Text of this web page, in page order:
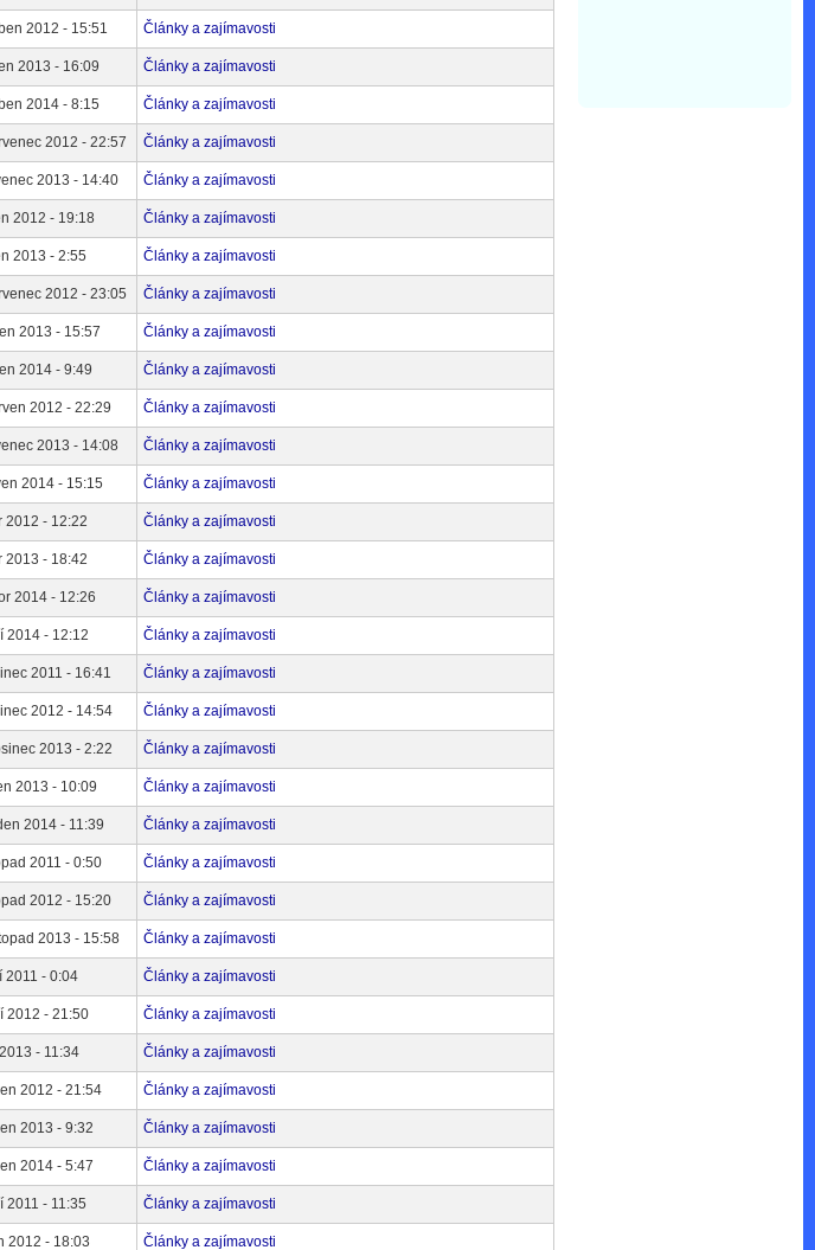
2012 - 15:51 Články a zajímavosti
2013 - 16:09 Články a zajímavosti
2014 - 8:15 Články a zajímavosti
2012 - 22:57 Články a zajímavosti
2013 - 14:40 Články a zajímavosti
2012 - 19:18 Články a zajímavosti
2013 - 2:55 Články a zajímavosti
2012 - 23:05 Články a zajímavosti
2013 - 15:57 Články a zajímavosti
2014 - 9:49 Články a zajímavosti
2012 - 22:29 Články a zajímavosti
2013 - 14:08 Články a zajímavosti
2014 - 15:15 Články a zajímavosti
2012 - 12:22 Články a zajímavosti
2013 - 18:42 Články a zajímavosti
2014 - 12:26 Články a zajímavosti
2014 - 12:12 Články a zajímavosti
2011 - 16:41 Články a zajímavosti
2012 - 14:54 Články a zajímavosti
2013 - 2:22 Články a zajímavosti
2013 - 10:09 Články a zajímavosti
2014 - 11:39 Články a zajímavosti
2011 - 0:50 Články a zajímavosti
2012 - 15:20 Články a zajímavosti
2013 - 15:58 Články a zajímavosti
2011 - 0:04 Články a zajímavosti
2012 - 21:50 Články a zajímavosti
- 11:34 Články a zajímavosti
2012 - 21:54 Články a zajímavosti
2013 - 9:32 Články a zajímavosti
2014 - 5:47 Články a zajímavosti
2011 - 11:35 Články a zajímavosti
2012 - 18:03 Články a zajímavosti